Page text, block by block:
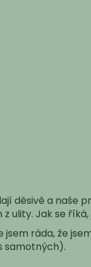
děsivě a naše
ulity. Jak se
ráda, že
samotných).